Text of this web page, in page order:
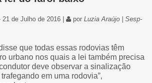
de Julho de 2016 | por Luzia Araújo | Sesp-
que todas essas rodovias têm
urbano nos quais a lei também precisa
deve observar a sinalização
em uma rodovia”,